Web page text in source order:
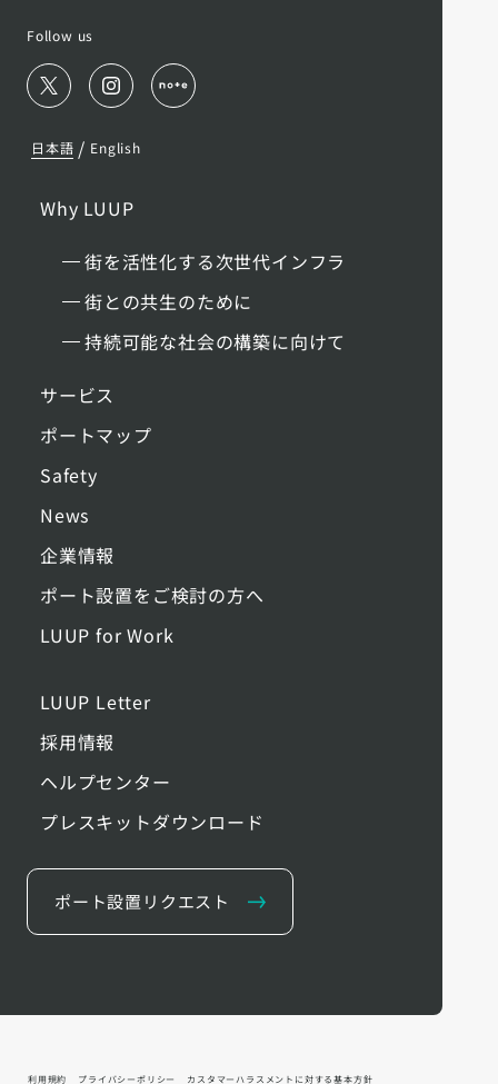
Follow us
日本語 / English
Why LUUP
街を活性化する次世代インフラ
街との共生のために
持続可能な社会の構築に向けて
サービス
ポートマップ
Safety
News
企業情報
ポート設置をご検討の方へ
LUUP for Work
LUUP Letter
採用情報
ヘルプセンター
プレスキットダウンロード
ポート設置リクエスト
利用規約 プライバシーポリシー カスタマーハラスメントに対する基本方針